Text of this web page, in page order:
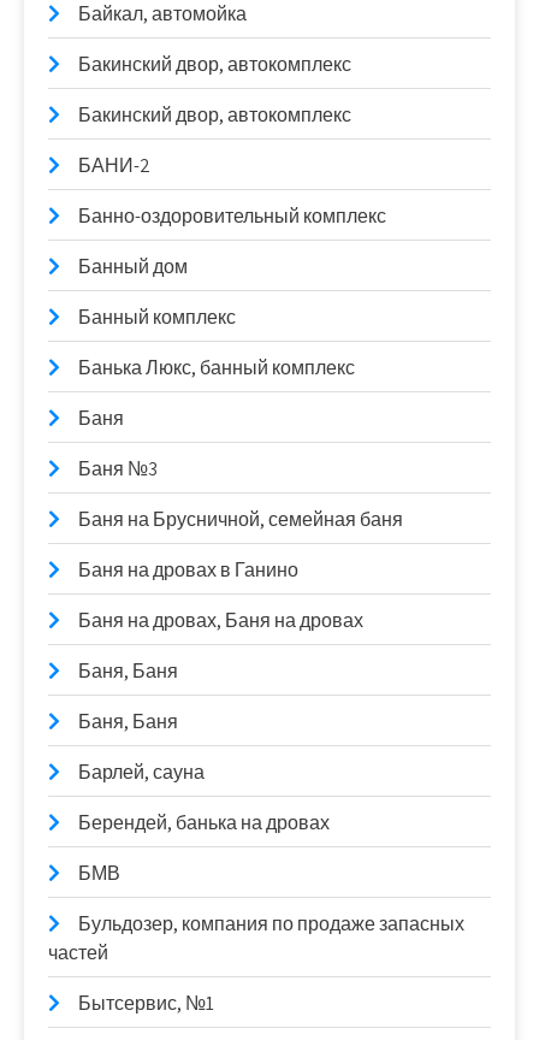
Байкал, автомойка
Бакинский двор, автокомплекс
Бакинский двор, автокомплекс
БАНИ-2
Банно-оздоровительный комплекс
Банный дом
Банный комплекс
Банька Люкс, банный комплекс
Баня
Баня №3
Баня на Брусничной, семейная баня
Баня на дровах в Ганино
Баня на дровах, Баня на дровах
Баня, Баня
Баня, Баня
Барлей, сауна
Берендей, банька на дровах
БМВ
Бульдозер, компания по продаже запасных
частей
Бытсервис, №1